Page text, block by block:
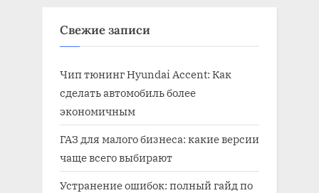
Свежие записи
Чип тюнинг Hyundai Accent: Как
сделать автомобиль более
экономичным
ГАЗ для малого бизнеса: какие версии
чаще всего выбирают
Устранение ошибок: полный гайд по